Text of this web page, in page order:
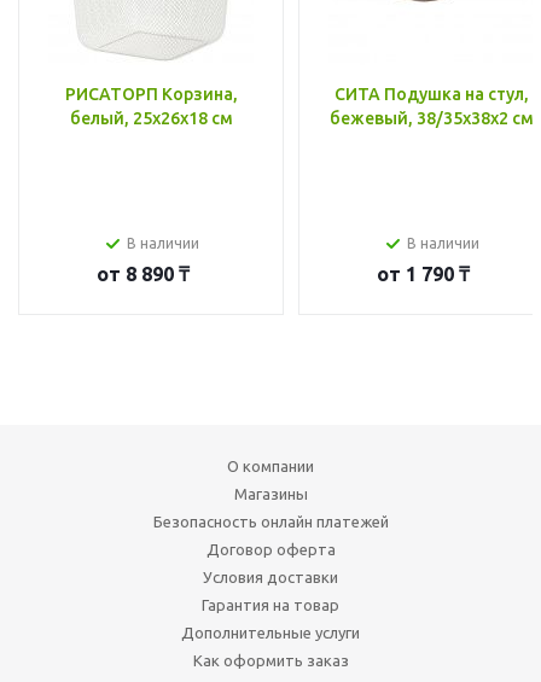
РИСАТОРП Корзина,
белый, 25x26x18 см
В наличии
от 8 890 ₸
СИТА Подушка на стул,
бежевый, 38/35x38x2 см
В наличии
от 1 790 ₸
О компании
Магазины
Безопасность онлайн платежей
Договор оферта
Условия доставки
Гарантия на товар
Дополнительные услуги
Как оформить заказ